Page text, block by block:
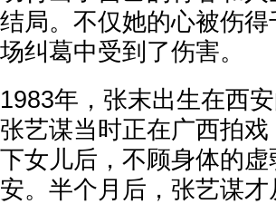
结局。不仅她的心被伤
场纠葛中受到了伤害。
1983年，张末出生在西
张艺谋当时正在广西拍
下女儿后，不顾身体的
安。半个月后，张艺谋